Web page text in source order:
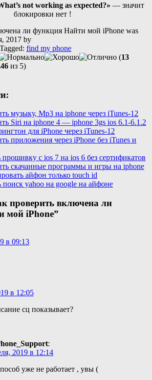
not working as expected?» — значит
блокировки нет !
ли функция Найти мой iPhone was
2017 by
Tagged: find my phone
(13
из 5)
музыку, Mp3 на iphone через iTunes-12
Siri на iphone 4 — iphone 3gs ios 6.1-6.1.2
для iPhone через iTunes-12
приложения через iPhone без iTunes и
прошивку с ios 7 на ios 6 без сертификатов
скачанные программы и игры на iphone
айфон только touch id
поиск yahoo на google на айфоне
проверить включена ли
мой iPhone”
в 09:13
в 12:05
сц показывает?
:
2019 в 12:14
уже не работает , увы (